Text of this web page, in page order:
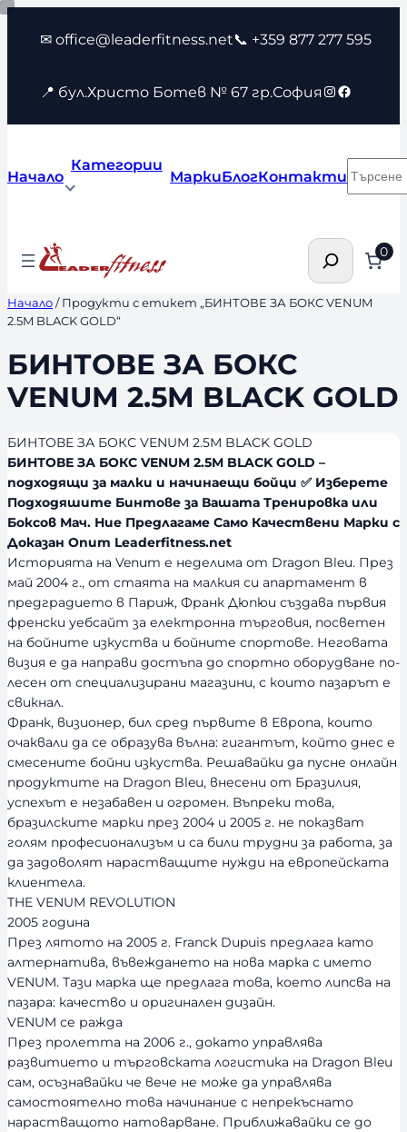
Към
съдържанието
✉ office@leaderfitness.net📞 +359 877 277 595
📍 бул.Христо Ботев № 67 гр.София Instagram
Facebook
Начало
Категории
МаркиБлогКонтакти
Търсене 0
Начало/ Продукти с етикет „БИНТОВЕ ЗА БОКС VENUM
2.5M BLACK GOLD“
БИНТОВЕ ЗА БОКС
VENUM 2.5M BLACK GOLD
БИНТОВЕ ЗА БОКС VENUM 2.5M BLACK GOLD
БИНТОВЕ ЗА БОКС VENUM 2.5M BLACK GOLD –
подходящи за малки и начинаещи бойци ✅ Изберете
Подходяшите Бинтове за Вашата Тренировка или
Боксов Мач. Ние Предлагаме Само Качествени Марки с
Доказан Опит Leaderfitness.net
Историята на Venum е неделима от Dragon Bleu. През
май 2004 г., от стаята на малкия си апартамент в
предградието в Париж, Франк Дюпюи създава първия
френски уебсайт за електронна търговия, посветен
на бойните изкуства и бойните спортове. Неговата
визия е да направи достъпа до спортно оборудване по-
лесен от специализирани магазини, с които пазарът е
свикнал.
Франк, визионер, бил сред първите в Европа, които
очаквали да се образува вълна: гигантът, който днес е
смесените бойни изкуства. Решавайки да пусне онлайн
продуктите на Dragon Bleu, внесени от Бразилия,
успехът е незабавен и огромен. Въпреки това,
бразилските марки през 2004 и 2005 г. не показват
голям професионализъм и са били трудни за работа, за
да задоволят нарастващите нужди на европейската
клиентела.
THE VENUM REVOLUTION
2005 година
През лятото на 2005 г. Franck Dupuis предлага като
алтернатива, въвеждането на нова марка с името
VENUM. Тази марка ще предлага това, което липсва на
пазара: качество и оригинален дизайн.
VENUM се ражда
През пролетта на 2006 г., докато управлява
развитието и търговската логистика на Dragon Bleu
сам, осъзнавайки че вече не може да управлява
самостоятелно това начинание с непрекъснато
нарастващото натоварване. Приближавайки се до